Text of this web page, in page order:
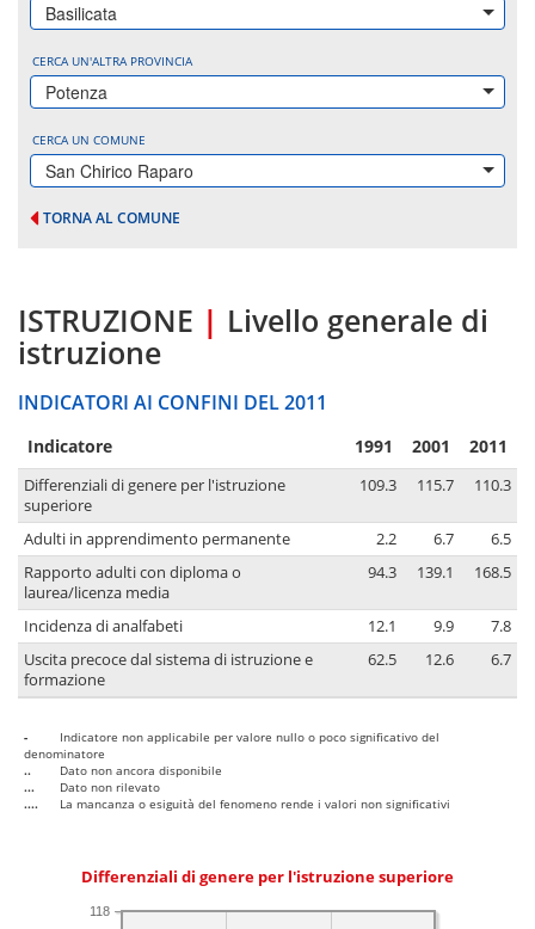
Basilicata
CERCA UN'ALTRA PROVINCIA
Potenza
CERCA UN COMUNE
San Chirico Raparo
TORNA AL COMUNE
ISTRUZIONE | Livello generale di
istruzione
INDICATORI AI CONFINI DEL 2011
Indicatore 1991 2001 2011
Differenziali di genere per l'istruzione
superiore
109.3 115.7 110.3
Adulti in apprendimento permanente 2.2 6.7
6.5
Rapporto adulti con diploma o
laurea/licenza media
94.3 139.1 168.5
Incidenza di analfabeti 12.1 9.9
7.8
Uscita precoce dal sistema di istruzione e
formazione
62.5 12.6 6.7
-
Indicatore non applicabile per valore nullo o poco significativo del
denominatore
..
Dato non ancora disponibile
...
Dato non rilevato
....
La mancanza o esiguità del fenomeno rende i valori non significativi
Differenziali di genere per l'istruzione superiore
118